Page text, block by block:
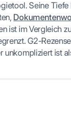
Seine Tiefe
ist im Vergleich
G2-
unkompliziert ist